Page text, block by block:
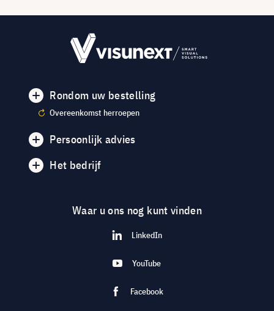
Rondom uw bestelling
Overeenkomst herroepen
Persoonlijk advies
Het bedrijf
Waar u ons nog kunt vinden
LinkedIn
YouTube
Facebook